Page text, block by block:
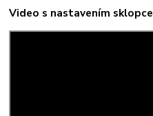
Video s nastavením sklopce